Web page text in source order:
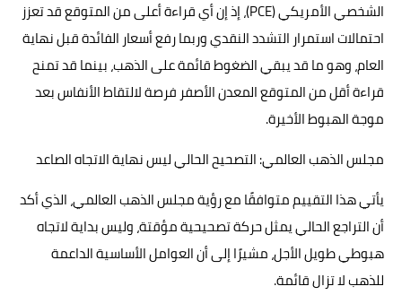
الشخصي الأمريكي (PCE)، إذ إن أي قراءة أعلى من المتوقع قد تعزز
احتمالات استمرار التشدد النقدي وربما رفع أسعار الفائدة قبل نهاية
العام، وهو ما قد يبقي الضغوط قائمة على الذهب، بينما قد تمنح
قراءة أقل من المتوقع المعدن الأصفر فرصة لالتقاط الأنفاس بعد
موجة الهبوط الأخيرة.
مجلس الذهب العالمي: التصحيح الحالي ليس نهاية الاتجاه الصاعد
يأتي هذا التقييم متوافقًا مع رؤية مجلس الذهب العالمي، الذي أكد
أن التراجع الحالي يمثل حركة تصحيحية مؤقتة، وليس بداية لاتجاه
هبوطي طويل الأجل، مشيرًا إلى أن العوامل الأساسية الداعمة
للذهب لا تزال قائمة.